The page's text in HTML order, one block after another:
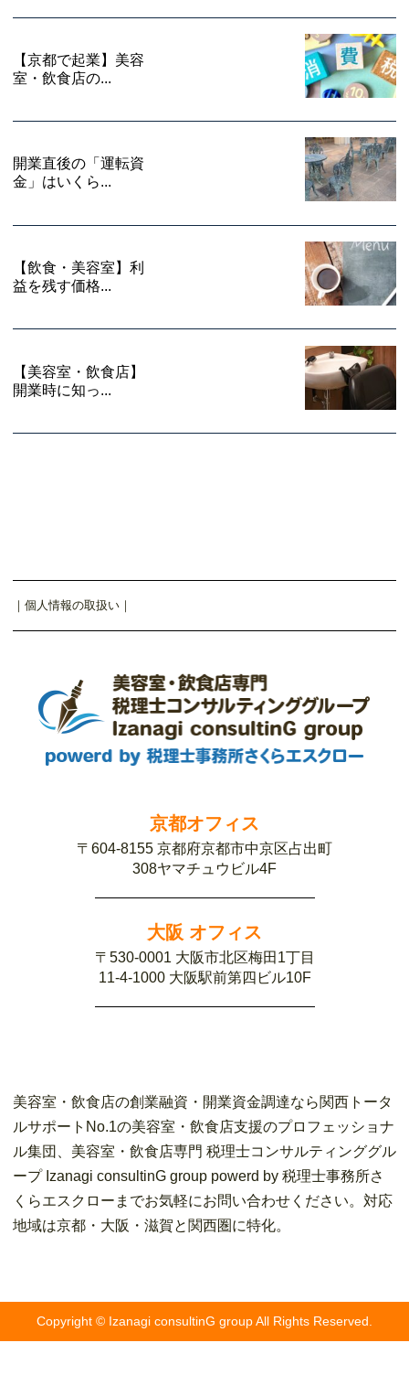
【京都で起業】美容
室・飲食店の...
開業直後の「運転資
金」はいくら...
【飲食・美容室】利
益を残す価格...
【美容室・飲食店】
開業時に知っ...
｜ 個人情報の取扱い ｜
京都オフィス
〒604-8155 京都府京都市中京区占出町
308ヤマチュウビル4F
大阪 オフィス
〒530-0001 大阪市北区梅田1丁目
11-4-1000 大阪駅前第四ビル10F
美容室・飲食店の創業融資・開業資金調達なら関西トータ
ルサポートNo.1の美容室・飲食店支援のプロフェッショナ
ル集団、美容室・飲食店専門 税理士コンサルティンググル
ープ Izanagi consultinG group powerd by 税理士事務所さ
くらエスクローまでお気軽にお問い合わせください。対応
地域は京都・大阪・滋賀と関西圏に特化。
Copyright © Izanagi consultinG group All Rights Reserved.